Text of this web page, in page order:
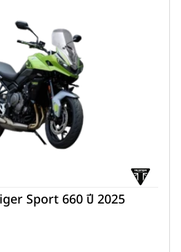
Sport 660 ปี 2025